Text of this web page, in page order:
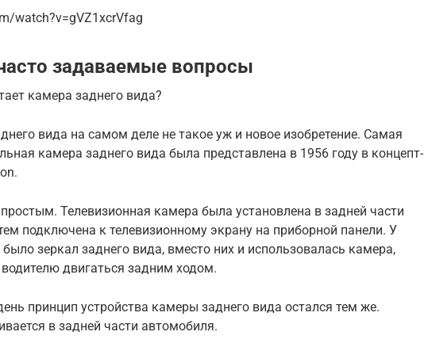
watch?v=gVZ1xcrVfag
задаваемые вопросы
камера заднего вида?
вида на самом деле не такое уж и новое изобретение. Самая
камера заднего вида была представлена в 1956 году в концепт-
Телевизионная камера была установлена в задней части
подключена к телевизионному экрану на приборной панели. У
было зеркал заднего вида, вместо них и использовалась камера,
двигаться задним ходом.
принцип устройства камеры заднего вида остался тем же.
в задней части автомобиля.